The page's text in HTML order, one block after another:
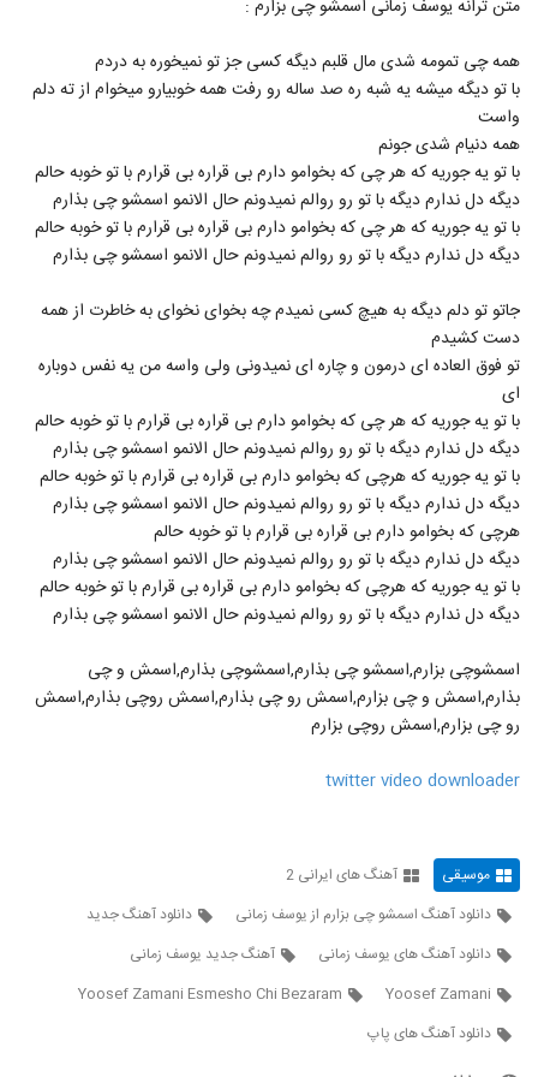
141
۱,۷۰۸ بازدید
دانلود آهنگ وحید یگانه سن منیم سن
۱,۹۷۵ بازدید
متن ترانه یوسف زمانی اسمشو چی بزارم :
همه چی تمومه شدی مال قلبم دیگه کسی جز تو نمیخوره به دردم
با تو دیگه میشه یه شبه ره صد ساله رو رفت همه خوبیارو میخوام از ته دلم
واست
همه دنیام شدی جونم
با تو یه جوریه که هر چی که بخوامو دارم بی قراره بی قرارم با تو خوبه حالم
دیگه دل ندارم دیگه با تو رو روالم نمیدونم حال الانمو اسمشو چی بذارم
با تو یه جوریه که هر چی که بخوامو دارم بی قراره بی قرارم با تو خوبه حالم
دیگه دل ندارم دیگه با تو رو روالم نمیدونم حال الانمو اسمشو چی بذارم
جاتو تو دلم دیگه به هیچ کسی نمیدم چه بخوای نخوای به خاطرت از همه
دست کشیدم
تو فوق العاده ای درمون و چاره ای نمیدونی ولی واسه من یه نفس دوباره
ای
با تو یه جوریه که هر چی که بخوامو دارم بی قراره بی قرارم با تو خوبه حالم
دیگه دل ندارم دیگه با تو رو روالم نمیدونم حال الانمو اسمشو چی بذارم
با تو یه جوریه که هرچی که بخوامو دارم بی قراره بی قرارم با تو خوبه حالم
دیگه دل ندارم دیگه با تو رو روالم نمیدونم حال الانمو اسمشو چی بذارم
هرچی که بخوامو دارم بی قراره بی قرارم با تو خوبه حالم
دیگه دل ندارم دیگه با تو رو روالم نمیدونم حال الانمو اسمشو چی بذارم
با تو یه جوریه که هرچی که بخوامو دارم بی قراره بی قرارم با تو خوبه حالم
دیگه دل ندارم دیگه با تو رو روالم نمیدونم حال الانمو اسمشو چی بذارم
اسمشوچی بزارم,اسمشو چی بذارم,اسمشوچی بذارم,اسمش و چی
بذارم,اسمش و چی بزارم,اسمش رو چی بذارم,اسمش روچی بذارم,اسمش
رو چی بزارم,اسمش روچی بزارم
twitter video downloader
موسیقی
آهنگ های ایرانی 2
دانلود آهنگ اسمشو چی بزارم از یوسف زمانی
دانلود آهنگ جدید
دانلود آهنگ های یوسف زمانی
آهنگ جدید یوسف زمانی
Yoosef Zamani
Yoosef Zamani Esmesho Chi Bezaram
دانلود آهنگ های پاپ